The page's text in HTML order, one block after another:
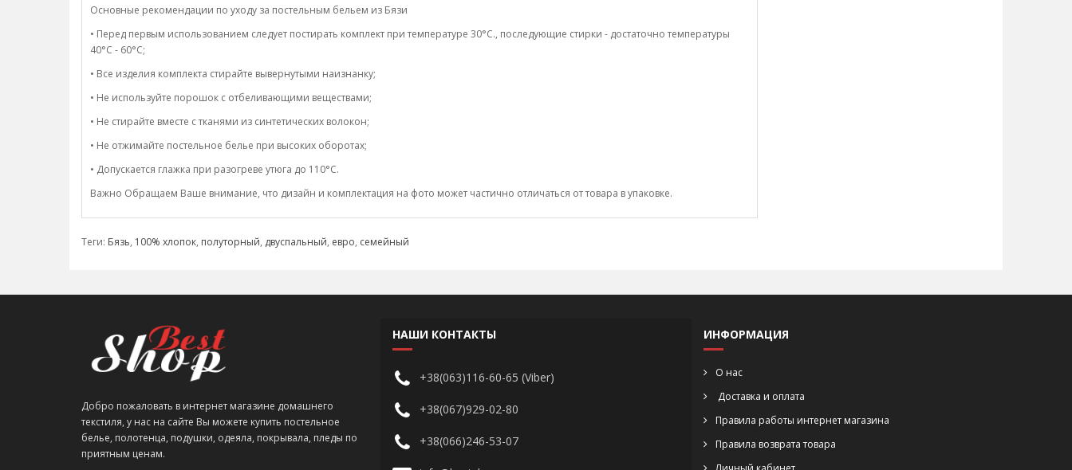
Основные рекомендации по уходу за постельным бельем из Бязи
• Перед первым использованием следует постирать комплект при температуре 30°C., последующие стирки - достаточно температуры
40°C - 60°C;
• Все изделия комплекта стирайте вывернутыми наизнанку;
• Не используйте порошок с отбеливающими веществами;
• Не стирайте вместе с тканями из синтетических волокон;
• Не отжимайте постельное белье при высоких оборотах;
• Допускается глажка при разогреве утюга до 110°C.
Важно Обращаем Ваше внимание, что дизайн и комплектация на фото может частично отличаться от товара в упаковке.
Теги: Бязь, 100% хлопок, полуторный, двуспальный, евро, семейный
Добро пожаловать в интернет магазине домашнего
текстиля, у нас на сайте Вы можете купить постельное
белье, полотенца, подушки, одеяла, покрывала, пледы по
приятным ценам.
НАШИ КОНТАКТЫ
+38(063)116-60-65 (Viber)
+38(067)929-02-80
+38(066)246-53-07
ИНФОРМАЦИЯ
О нас
Доставка и оплата
Правила работы интернет магазина
Правила возврата товара